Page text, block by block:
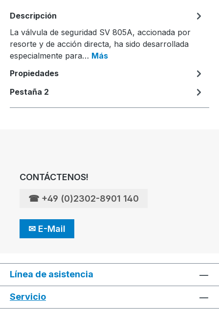
Descripción
La válvula de seguridad SV 805A, accionada por
resorte y de acción directa, ha sido desarrollada
especialmente para… Más
Propiedades
Pestaña 2
CONTÁCTENOS!
☎ +49 (0)2302-8901 140
✉ E-Mail
Línea de asistencia
Servicio